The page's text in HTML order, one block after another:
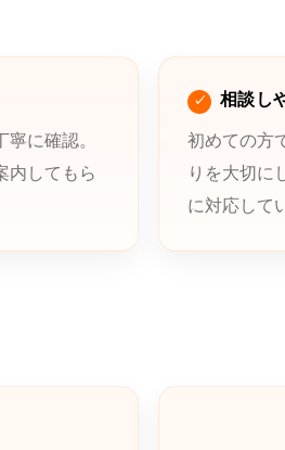
に確認。
内してもら
相談し
初めての方
りを大切に
に対応して